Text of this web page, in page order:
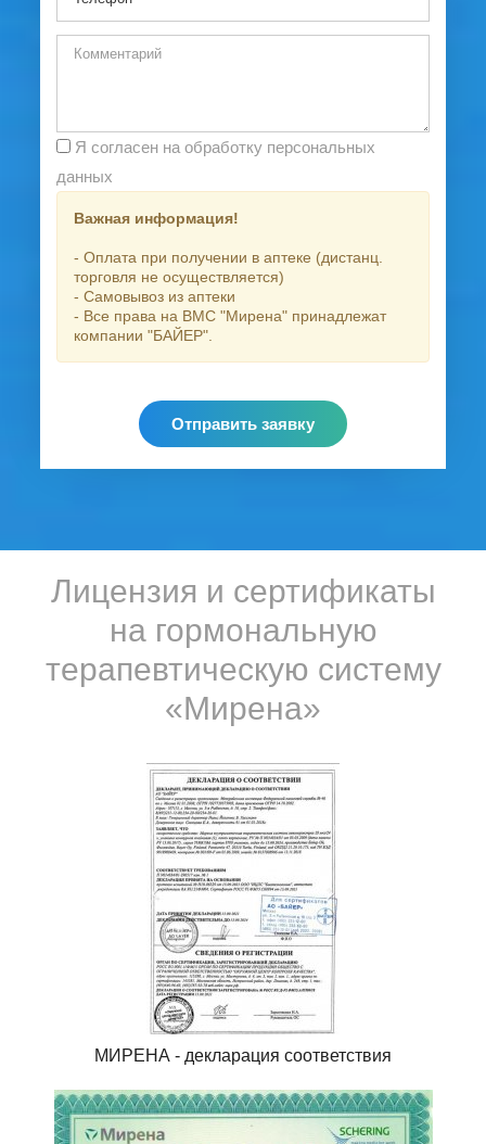
данных
Важная информация!
- Оплата при получении в аптеке (дистанц.
торговля не осуществляется)
- Самовывоз из аптеки
- Все права на ВМС "Мирена" принадлежат
компании "БАЙЕР".
Отправить заявку
Лицензия и сертификаты
на гормональную
терапевтическую систему
«Мирена»
МИРЕНА - декларация соответствия